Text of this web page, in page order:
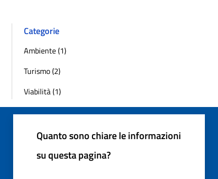
Categorie
Ambiente (1)
Turismo (2)
Viabilità (1)
Quanto sono chiare le informazioni
su questa pagina?